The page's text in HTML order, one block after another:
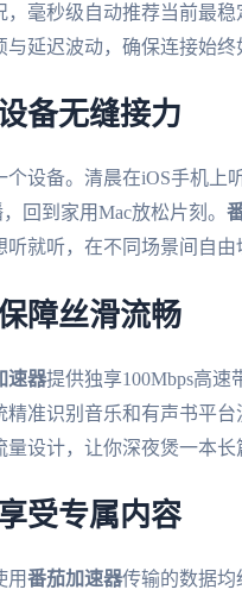
毫秒级自动推荐当前最
延迟波动，确保连接始终
备无缝接力
设备。清晨在iOS手机上
回到家用Mac放松片刻。
就听，在不同场景间自由
障丝滑流畅
速器提供独享100Mbps高
精准识别音乐和有声书平
设计，让你深夜煲一本
受专属内容
用番茄加速器传输的数据均